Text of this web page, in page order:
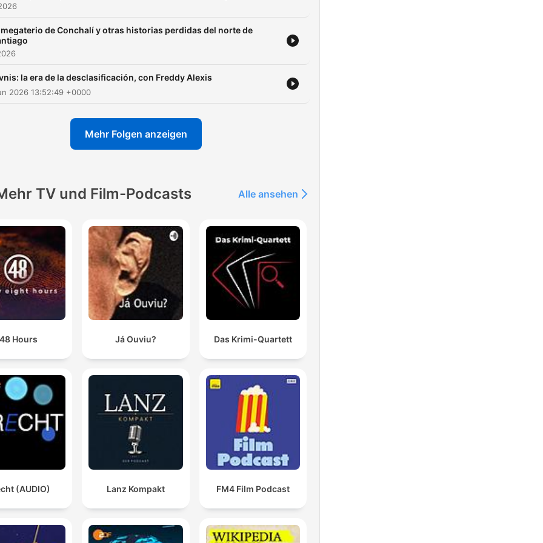
00:23:36
00:25:52 Escribir vs. Dibujar: el reto de dibujar con palabras
00:29:17
00:33:18
Referencias geográficas y desastres ambientales
como el Mar de Aral
Inspiraciones distópicas y el barco Huáscar
La evolución de Juan Buscamares y la reedición
Redux
00:45:01 Infancia en la era de la revista Mampato
La voz no era otra que la de los mares y los océanos,
que son un solo ser viviente y una sola conciencia, la
conciencia de nuestro mundo, un planeta viviente.
00:01:10 · El narrador describe la naturaleza mística y consciente
del océano en el extracto inicial del libro.
de conexión entre el mar, el fondo marino, los abismos,
y los abismos, digamos, extraplanetarios, el cosmos.
00:12:38 · El autor reflexiona sobre cómo la imagen de la ballena
sirve como puente entre lo oceánico y lo espacial.
voy a dibujar con palabras.
00:26:54 · El narrador explica su intención de utilizar la prosa
para transmitir imágenes tan vívidas como las de un cómic.
Yo creo que Jacques Cousteau y Carl Sagan deben ser
megaterio de Conchalí y otras historias perdidas del norte de
la era de la desclasificación, con Freddy Alexis
2026 13:52:49 +0000
Mehr Folgen anzeigen
TV und Film-Podcasts Alle ansehen
48 Hours Já Ouviu? Das Krimi-Quartett
(AUDIO) Lanz Kompakt FM4 Film Podcast